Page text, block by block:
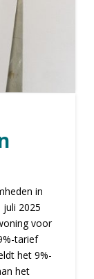
in
juli 2025
voor
tarief
het 9%-
het